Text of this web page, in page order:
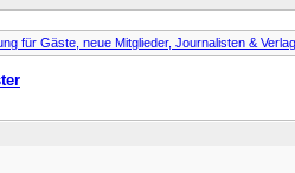
für Gäste, neue Mitglieder, Journalisten &